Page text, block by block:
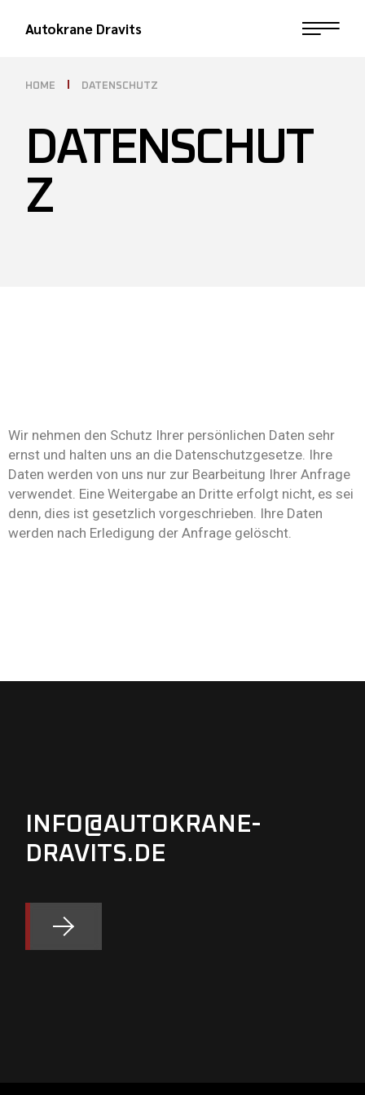
Autokrane Dravits
HOME DATENSCHUTZ
DATENSCHUT
Z
Wir nehmen den Schutz Ihrer persönlichen Daten sehr
ernst und halten uns an die Datenschutzgesetze. Ihre
Daten werden von uns nur zur Bearbeitung Ihrer Anfrage
verwendet. Eine Weitergabe an Dritte erfolgt nicht, es sei
denn, dies ist gesetzlich vorgeschrieben. Ihre Daten
werden nach Erledigung der Anfrage gelöscht.
INFO@AUTOKRANE-
DRAVITS.DE